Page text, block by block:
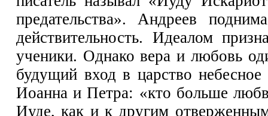
предательства». Андреев
действительность. Идеалом
ученики. Однако вера и любовь
будущий вход в царство
Иоанна и Петра: «кто больше
Иуде, как и к другим